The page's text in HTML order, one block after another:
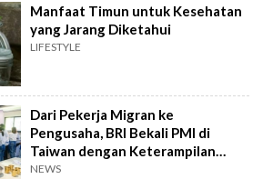
Manfaat Timun untuk Kesehatan
yang Jarang Diketahui
LIFESTYLE
Dari Pekerja Migran ke
Pengusaha, BRI Bekali PMI di
Taiwan dengan Keterampilan
Bisnis
NEWS